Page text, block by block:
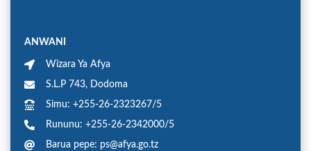
ANWANI
Wizara Ya Afya
S.L.P 743, Dodoma
Simu: +255-26-2323267/5
Rununu: +255-26-2342000/5
Barua pepe: ps@afya.go.tz